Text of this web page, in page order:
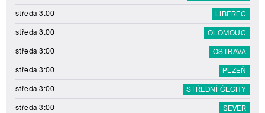
středa 3:00 LIBEREC
středa 3:00 OLOMOUC
středa 3:00 OSTRAVA
středa 3:00 PLZEŇ
středa 3:00 STŘEDNÍ ČECHY
středa 3:00 SEVER